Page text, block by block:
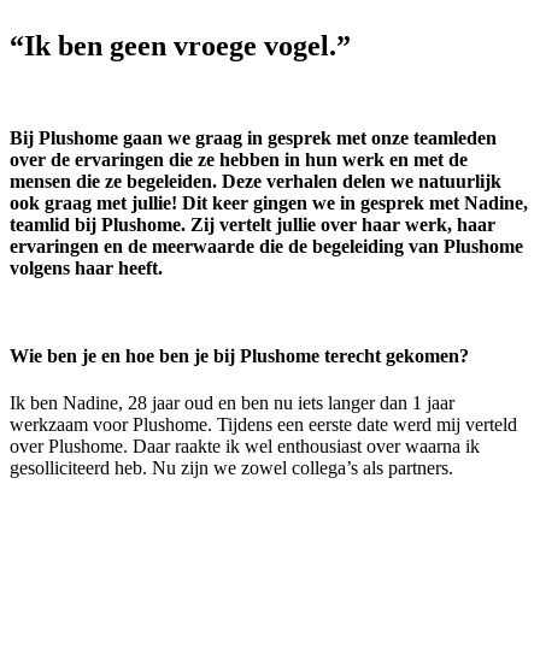
“Ik ben geen vroege vogel.”
Bij Plushome gaan we graag in gesprek met onze teamleden
over de ervaringen die ze hebben in hun werk en met de
mensen die ze begeleiden. Deze verhalen delen we natuurlijk
ook graag met jullie! Dit keer gingen we in gesprek met Nadine,
teamlid bij Plushome. Zij vertelt jullie over haar werk, haar
ervaringen en de meerwaarde die de begeleiding van Plushome
volgens haar heeft.
Wie ben je en hoe ben je bij Plushome terecht gekomen?
Ik ben Nadine, 28 jaar oud en ben nu iets langer dan 1 jaar
werkzaam voor Plushome. Tijdens een eerste date werd mij verteld
over Plushome. Daar raakte ik wel enthousiast over waarna ik
gesolliciteerd heb. Nu zijn we zowel collega’s als partners.